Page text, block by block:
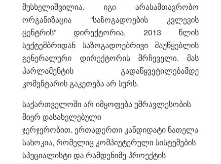
მუსხელიშვილია. იგი არასამთავრობო
ორგანიზაცია “საზოგადოების კვლევის
ცენტრის” დირექტორია, 2013 წლის
სექტემბრიდან საზოგადოებრივი მაუწყებლის
გენერალური დირექტორის მრჩეველი. მას
პარლამენტის გადაწყვეტილებამდე
კომენტარის გაკეთება არ სურს.
საქართველოში არ იმყოფება უმრავლესობის
მიერ დასახელებული
ჯერჯერობით. ერთადერთი კანდიდატი ნათელა
სახოკია, რომელიც კომპიუტერული სისტემების
სპეციალისტი და რამდენიმე პროექტის